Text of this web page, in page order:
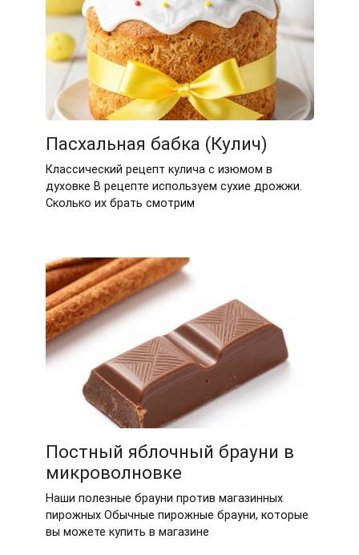
Пасхальная бабка (Кулич)
Классический рецепт кулича с изюмом в
духовке В рецепте используем сухие дрожжи.
Сколько их брать смотрим
Постный яблочный брауни в
микроволновке
Наши полезные брауни против магазинных
пирожных Обычные пирожные брауни, которые
вы можете купить в магазине